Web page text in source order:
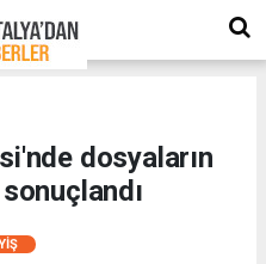
dosyaların